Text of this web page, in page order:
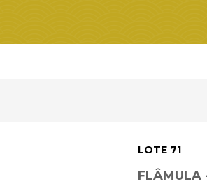
LOTE 71
FLÂMULA